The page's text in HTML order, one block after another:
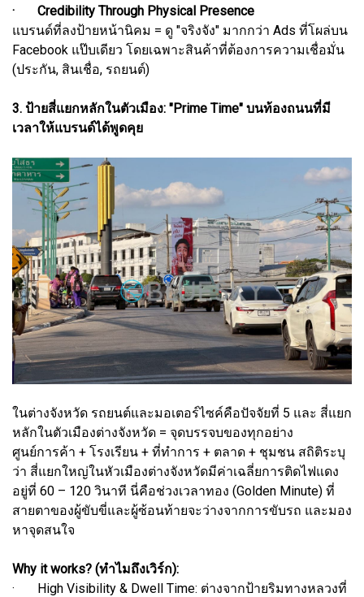
· Credibility Through Physical Presence
แบรนด์ที่ลงป้ายหน้านิคม = ดู "จริงจัง" มากกว่า Ads ที่โผล่บน
Facebook แป๊บเดียว โดยเฉพาะสินค้าที่ต้องการความเชื่อมั่น
(ประกัน, สินเชื่อ, รถยนต์)
3. ป้ายสี่แยกหลักในตัวเมือง: "Prime Time" บนท้องถนนที่มี
เวลาให้แบรนด์ได้พูดคุย
ในต่างจังหวัด รถยนต์และมอเตอร์ไซค์คือปัจจัยที่ 5 และ สี่แยก
หลักในตัวเมืองต่างจังหวัด = จุดบรรจบของทุกอย่าง
ศูนย์การค้า + โรงเรียน + ที่ทำการ + ตลาด + ชุมชน สถิติระบุ
ว่า สี่แยกใหญ่ในหัวเมืองต่างจังหวัดมีค่าเฉลี่ยการติดไฟแดง
อยู่ที่ 60 – 120 วินาที นี่คือช่วงเวลาทอง (Golden Minute) ที่
สายตาของผู้ขับขี่และผู้ซ้อนท้ายจะว่างจากการขับรถ และมอง
หาจุดสนใจ
Why it works? (ทำไมถึงเวิร์ก):
· High Visibility & Dwell Time: ต่างจากป้ายริมทางหลวงที่